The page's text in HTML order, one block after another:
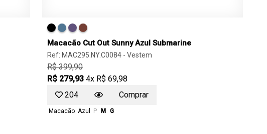
Macacão Cut Out Sunny Azul Submarine
Ref: MAC295.NY.C0084 - Vestem
R$ 399,90
R$ 279,93 4x R$ 69,98
204
Comprar
Macacão Azul P M G